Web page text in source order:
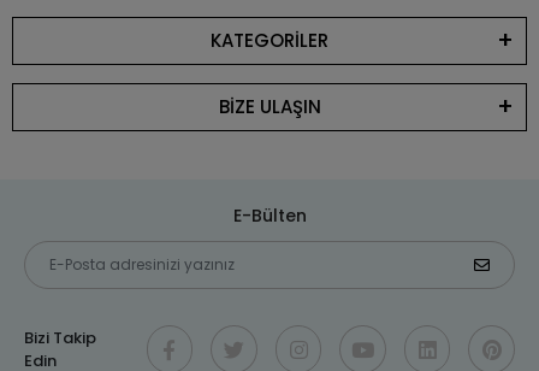
KATEGORİLER
BİZE ULAŞIN
E-Bülten
Bizi Takip
Edin